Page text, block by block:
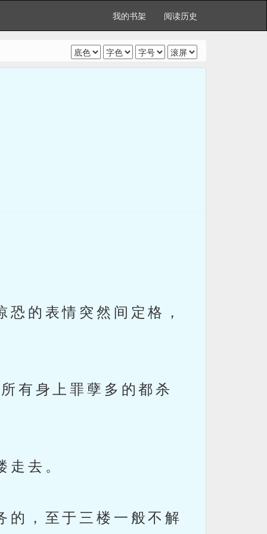
我的书架 阅读历史
的表情突然间定格，
有身上罪孽多的都杀
去。
，至于三楼一般不解